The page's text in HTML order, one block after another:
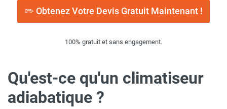
✏️ Obtenez Votre Devis Gratuit Maintenant !
100% gratuit et sans engagement.
Qu'est-ce qu'un climatiseur
adiabatique ?